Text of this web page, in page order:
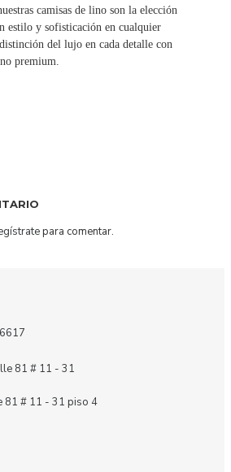
camisas de lino son la elección
estilo y sofisticación en cualquier
del lujo en cada detalle con
premium.
para comentar.
81 # 11 - 31
81 # 11 - 31 piso 4